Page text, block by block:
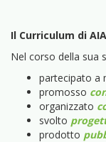
Il Curriculum di
Nel corso della sua
partecipato a
promosso
organizzato
svolto
prodotto